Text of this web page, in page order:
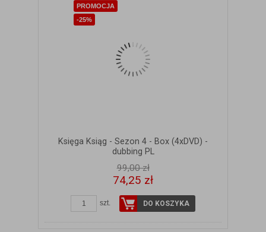
PROMOCJA
-25%
Księga Ksiąg - Sezon 4 - Box (4xDVD) -
dubbing PL
99,00 zł
74,25 zł
szt. DO KOSZYKA